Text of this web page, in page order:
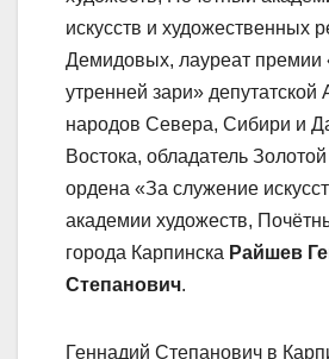
искусств и художественных
Демидовых, лауреат премии
утренней зари» депутатской
народов Севера, Сибири и
Востока, обладатель
ордена «За служение
академии художеств,
города Карпинска Райшев
Степанович.
Геннадий Степанович в